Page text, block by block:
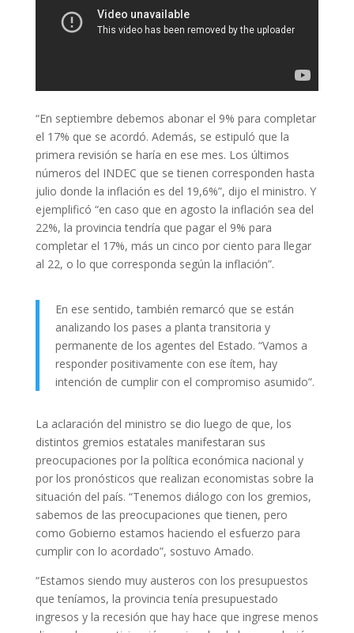
“En septiembre debemos abonar el 9% para completar
el 17% que se acordó. Además, se estipuló que la
primera revisión se haría en ese mes. Los últimos
números del INDEC que se tienen corresponden hasta
julio donde la inflación es del 19,6%”, dijo el ministro. Y
ejemplificó “en caso que en agosto la inflación sea del
22%, la provincia tendría que pagar el 9% para
completar el 17%, más un cinco por ciento para llegar
al 22, o lo que corresponda según la inflación”.
En ese sentido, también remarcó que se están
analizando los pases a planta transitoria y
permanente de los agentes del Estado. “Vamos a
responder positivamente con ese ítem, hay
intención de cumplir con el compromiso asumido”.
La aclaración del ministro se dio luego de que, los
distintos gremios estatales manifestaran sus
preocupaciones por la política económica nacional y
por los pronósticos que realizan economistas sobre la
situación del país. “Tenemos diálogo con los gremios,
sabemos de las preocupaciones que tienen, pero
como Gobierno estamos haciendo el esfuerzo para
cumplir con lo acordado”, sostuvo Amado.
“Estamos siendo muy austeros con los presupuestos
que teníamos, la provincia tenía presupuestado
ingresos y la recesión que hay hace que ingrese menos